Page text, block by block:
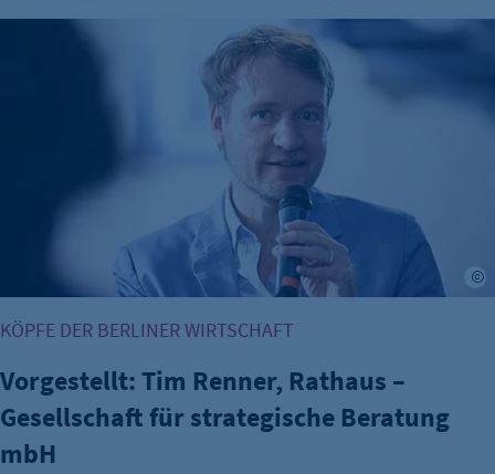
Vorgestellt: Tim Renner, Rathaus – Gesellschaft für
KÖPFE DER BERLINER WIRTSCHAFT
Vorgestellt: Tim Renner, Rathaus –
Gesellschaft für strategische Beratung
mbH